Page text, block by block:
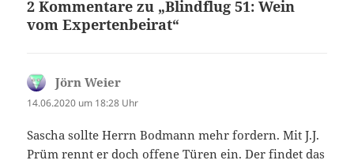
2 Kommentare zu „Blindflug 51: Wein
vom Expertenbeirat“
Jörn Weier
14.06.2020 um 18:28 Uhr
Sascha sollte Herrn Bodmann mehr fordern. Mit J.J.
Prüm rennt er doch offene Türen ein. Der findet das